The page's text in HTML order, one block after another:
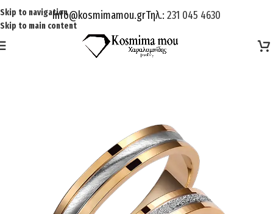
Skip to navigation
Skip to main content
Info@kosmimamou.grΤηλ.: 231 045 4630